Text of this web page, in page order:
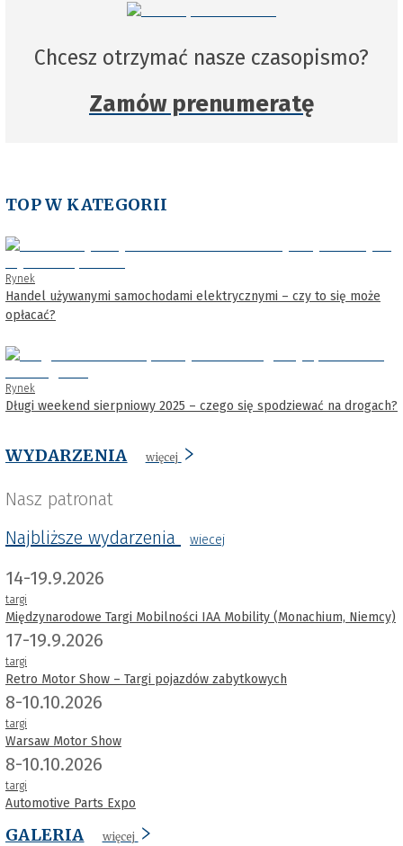
Chcesz otrzymać nasze czasopismo?
Zamów prenumeratę
TOP W KATEGORII
Rynek
Handel używanymi samochodami elektrycznymi – czy to się może
opłacać?
Rynek
Długi weekend sierpniowy 2025 – czego się spodziewać na drogach?
WYDARZENIA więcej
Nasz patronat
Najbliższe wydarzenia
wiecej
14-19.9.2026
targi
Międzynarodowe Targi Mobilności IAA Mobility (Monachium, Niemcy)
17-19.9.2026
targi
Retro Motor Show – Targi pojazdów zabytkowych
8-10.10.2026
targi
Warsaw Motor Show
8-10.10.2026
targi
Automotive Parts Expo
GALERIA więcej